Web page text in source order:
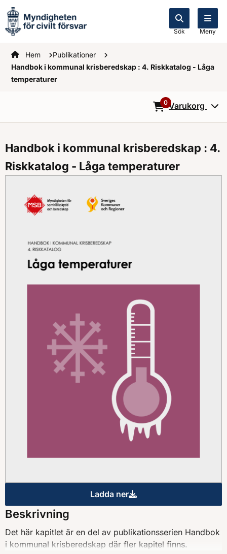
Sök Meny
Startsidan
Hem
Publikationer
Handbok i kommunal krisberedskap : 4. Riskkatalog - Låga
temperaturer
0Varukorg
Handbok i kommunal krisberedskap : 4.
Riskkatalog - Låga temperaturer
Ladda ner
Handbok i kommunal
Beskrivning
Det här kapitlet är en del av publikationsserien Handbok
i kommunal krisberedskap där fler kapitel finns.